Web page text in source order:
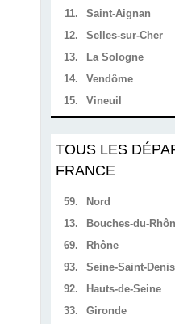
11.
Saint-Aignan
12.
Selles-sur-Cher
13.
La Sologne
14.
Vendôme
15.
Vineuil
TOUS LES
FRANCE
59.
Nord
13.
Bouches-du-
69.
Rhône
93.
Seine-Saint-Denis
92.
Hauts-de-Seine
33.
Gironde